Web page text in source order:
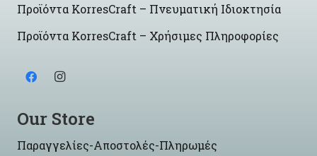
Προϊόντα KorresCraft – Πνευματική Ιδιοκτησία
Προϊόντα KorresCraft – Χρήσιμες Πληροφορίες
Our Store
Παραγγελίες-Αποστολές-Πληρωμές